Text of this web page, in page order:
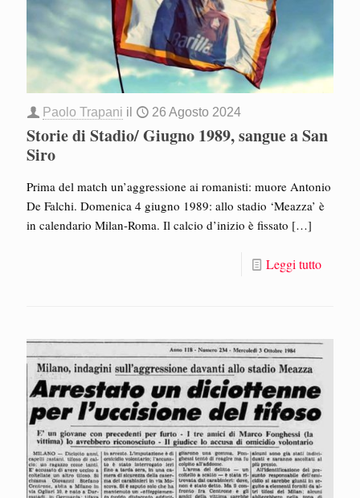
Paolo Trapani il 26 Agosto 2024
Storie di Stadio/ Giugno 1989, sangue a San
Siro
Prima del match un’aggressione ai romanisti: muore Antonio
De Falchi. Domenica 4 giugno 1989: allo stadio ‘Meazza’ è
in calendario Milan-Roma. Il calcio d’inizio è fissato […]
Leggi tutto